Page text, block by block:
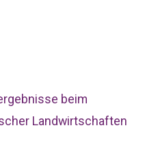
beim
Landwirtschaften